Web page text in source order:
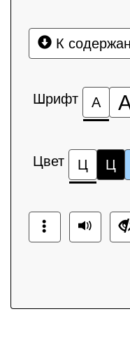
К
Шрифт А
Цвет Ц Ц